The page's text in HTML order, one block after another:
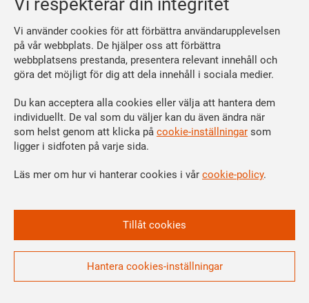
Vi respekterar din integritet
Vi använder cookies för att förbättra användarupplevelsen
på vår webbplats. De hjälper oss att förbättra
webbplatsens prestanda, presentera relevant innehåll och
göra det möjligt för dig att dela innehåll i sociala medier.
Du kan acceptera alla cookies eller välja att hantera dem
individuellt. De val som du väljer kan du även ändra när
som helst genom att klicka på cookie-inställningar som
ligger i sidfoten på varje sida.
Läs mer om hur vi hanterar cookies i vår cookie-policy.
Tillåt cookies
Hantera cookies-inställningar
Bli medlem
Så här blir du medlem
Se dina förmåner
Räkna ut din medlemsavgift
Följ oss
Facebook
Linkedin
Youtube